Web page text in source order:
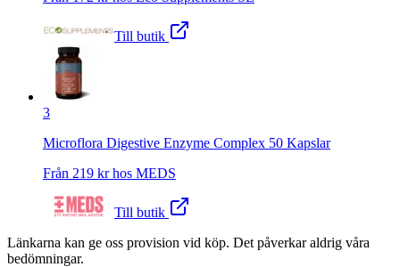
Till butik
3
Microflora Digestive Enzyme Complex 50 Kapslar
Från 219 kr hos MEDS
Till butik
Länkarna kan ge oss provision vid köp. Det påverkar aldrig våra
bedömningar.